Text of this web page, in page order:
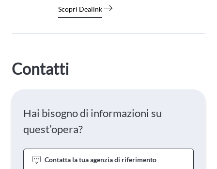
Scopri Dealink
Contatti
Hai bisogno di informazioni su
quest’opera?
Contatta la tua agenzia di riferimento